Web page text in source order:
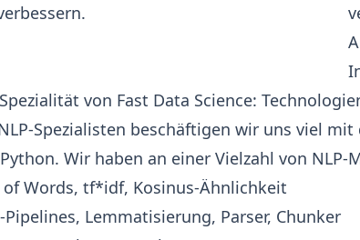
von Fast Data Science:
Spezialisten beschäftigen wir uns viel
Wir haben an einer Vielzahl von
of Words, tf*idf, Kosinus-Ähnlichkeit
Pipelines, Lemmatisierung, Parser, Chunker